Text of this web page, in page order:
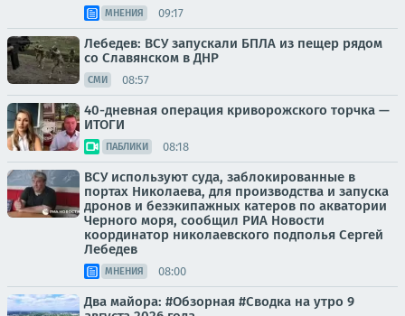
МНЕНИЯ 09:17
Лебедев: ВСУ запускали БПЛА из пещер рядом
со Славянском в ДНР
СМИ 08:57
40-дневная операция криворожского торчка —
ИТОГИ
ПАБЛИКИ 08:18
ВСУ используют суда, заблокированные в
портах Николаева, для производства и запуска
дронов и безэкипажных катеров по акватории
Черного моря, сообщил РИА Новости
координатор николаевского подполья Сергей
Лебедев
МНЕНИЯ 08:00
Два майора: #Обзорная #Сводка на утро 9